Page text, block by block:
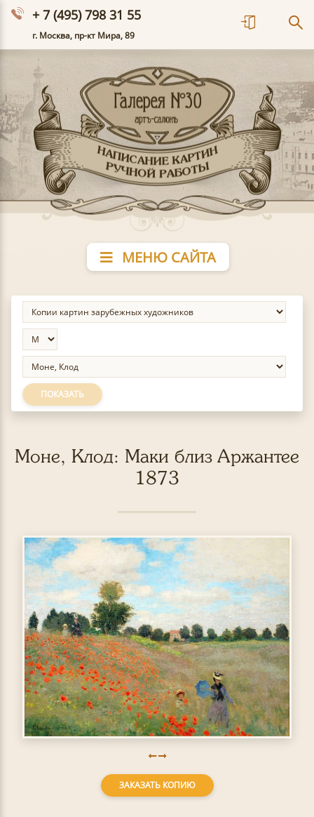
+ 7 (495) 798 31 55
г. Москва, пр-кт Мира, 89
МЕНЮ САЙТА
ПОКАЗАТЬ
Моне, Клод: Маки близ Аржантее
1873
ЗАКАЗАТЬ КОПИЮ